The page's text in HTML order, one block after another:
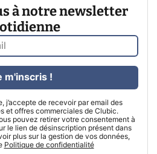
à notre newsletter
j’accepte de recevoir par email des
et offres commerciales de Clubic.
pouvez retirer votre consentement à
le lien de désinscription présent dans
plus sur la gestion de vos données,
Politique de confidentialité
m'inscris !